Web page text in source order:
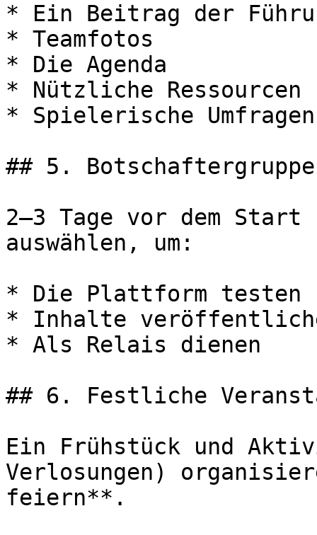
* Ein Beitrag der
* Teamfotos
* Die Agenda
* Nützliche Ressourcen
* Spielerische Umfragen
## 5. Botschaftergruppe
2–3 Tage vor dem
auswählen, um:
* Die Plattform testen
* Inhalte
* Als Relais dienen
## 6. Festliche
Ein Frühstück und
Verlosungen)
feiern**.